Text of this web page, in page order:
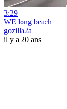
3:29
WE long beach
gozilla2a
il y a 20 ans